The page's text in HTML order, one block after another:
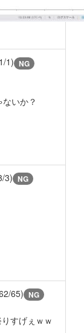
1) NG
いか？
3) NG
65) NG
すげぇｗｗ